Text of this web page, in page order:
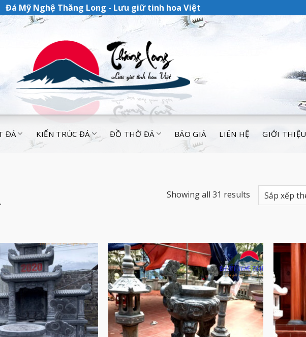
Đá Mỹ Nghệ Thăng Long - Lưu giữ tinh hoa Việt
ĐÁ KIẾN TRÚC ĐÁ ĐỒ THỜ ĐÁ BÁO GIÁ LIÊN HỆ GIỚI THIỆU
Showing all 31 results